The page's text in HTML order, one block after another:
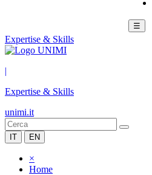
☰
Expertise & Skills
|
Expertise & Skills
unimi.it
IT EN
×
Home